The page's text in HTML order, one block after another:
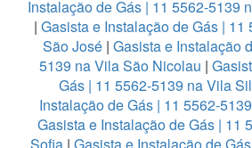
Instalação de Gás | 11 5562-5139
| Gasista e Instalação de Gás |
São José| Gasista e Instalação
5139 na Vila São Nicolau |
Gás | 11 5562-5139 na Vila
Instalação de Gás | 11 5562-
Gasista e Instalação de Gás | 11